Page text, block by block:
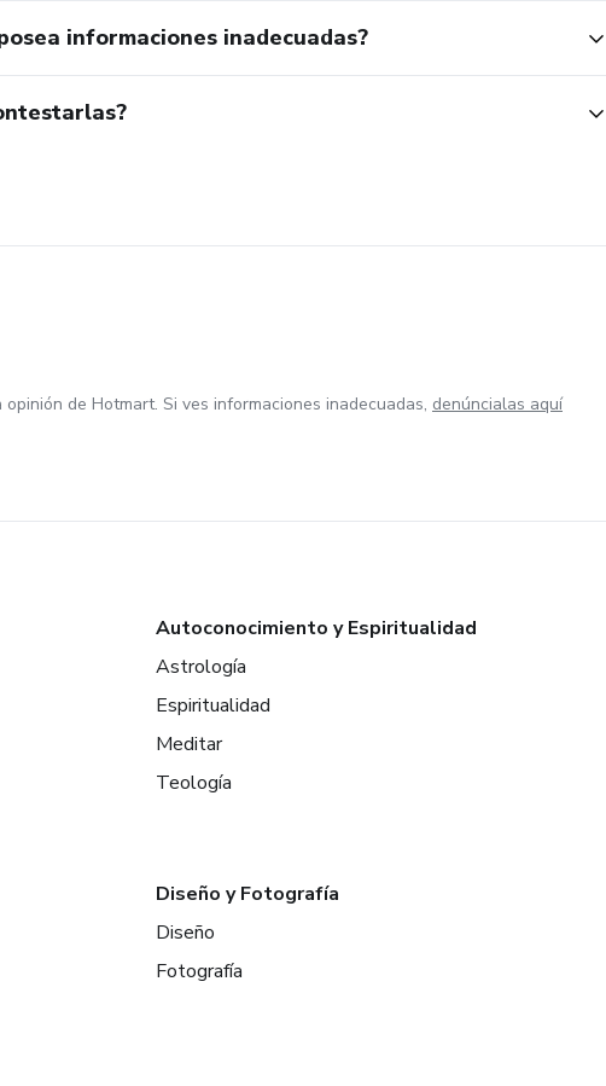
informaciones inadecuadas?
de Hotmart. Si ves informaciones inadecuadas, denúncialas aquí
Autoconocimiento y Espiritualidad
Astrología
Espiritualidad
Meditar
Teología
Diseño y Fotografía
Diseño
Fotografía